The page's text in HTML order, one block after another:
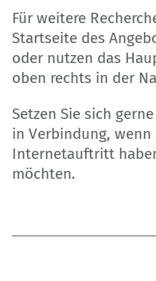
Für weitere
Startseite des
oder nutzen das
oben rechts in der
Setzen Sie sich
in Verbindung, wenn
Internetauftritt
möchten.